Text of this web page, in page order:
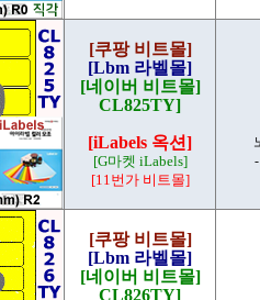
[쿠팡 비트몰]
[Lbm 라벨몰]
[네이버 비트몰]
CL825TY]
[iLabels 옥션]
[G마켓 iLabels]
[11번가 비트몰]
[쿠팡 비트몰]
[Lbm 라벨몰]
[네이버 비트몰]
CL826TY]